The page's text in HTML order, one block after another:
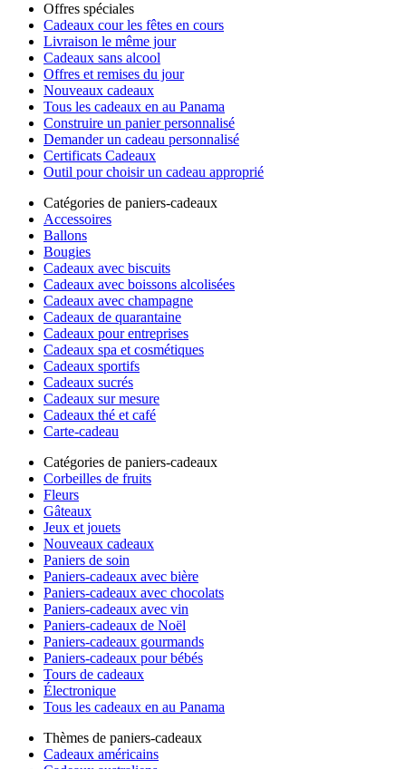
Offres spéciales
Cadeaux cour les fêtes en cours
Livraison le même jour
Cadeaux sans alcool
Offres et remises du jour
Nouveaux cadeaux
Tous les cadeaux en au Panama
Construire un panier personnalisé
Demander un cadeau personnalisé
Certificats Cadeaux
Outil pour choisir un cadeau approprié
Catégories de paniers-cadeaux
Accessoires
Ballons
Bougies
Cadeaux avec biscuits
Cadeaux avec boissons alcolisées
Cadeaux avec champagne
Cadeaux de quarantaine
Cadeaux pour entreprises
Cadeaux spa et cosmétiques
Cadeaux sportifs
Cadeaux sucrés
Cadeaux sur mesure
Cadeaux thé et café
Carte-cadeau
Catégories de paniers-cadeaux
Corbeilles de fruits
Fleurs
Gâteaux
Jeux et jouets
Nouveaux cadeaux
Paniers de soin
Paniers-cadeaux avec bière
Paniers-cadeaux avec chocolats
Paniers-cadeaux avec vin
Paniers-cadeaux de Noël
Paniers-cadeaux gourmands
Paniers-cadeaux pour bébés
Tours de cadeaux
Électronique
Tous les cadeaux en au Panama
Thèmes de paniers-cadeaux
Cadeaux américains